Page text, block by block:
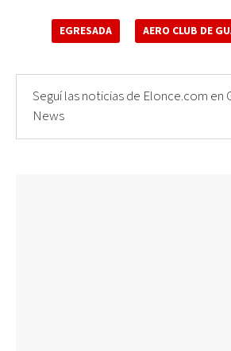
EGRESADA AERO CLUB DE
Seguí las noticias de Elonce.com en
News